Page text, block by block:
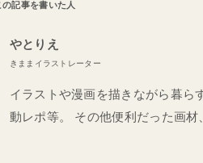
やとりえ
きままイラストレーター
イラストや漫画を描きながら暮ら
動レポ等。 その他便利だった画材